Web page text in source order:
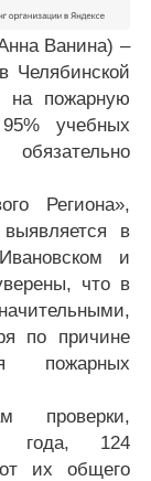
Ванина) –
Челябинской
на пожарную
учебных
Региона»,
в
и
что в
по причине
пожарных
проверки,
года, 124
их общего